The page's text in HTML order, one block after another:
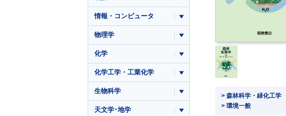
> 森林科学・緑化工学
> 環境一般
情報・コンピュータ
物理学
化学
化学工学・工業化学
生物科学
天文学･地学